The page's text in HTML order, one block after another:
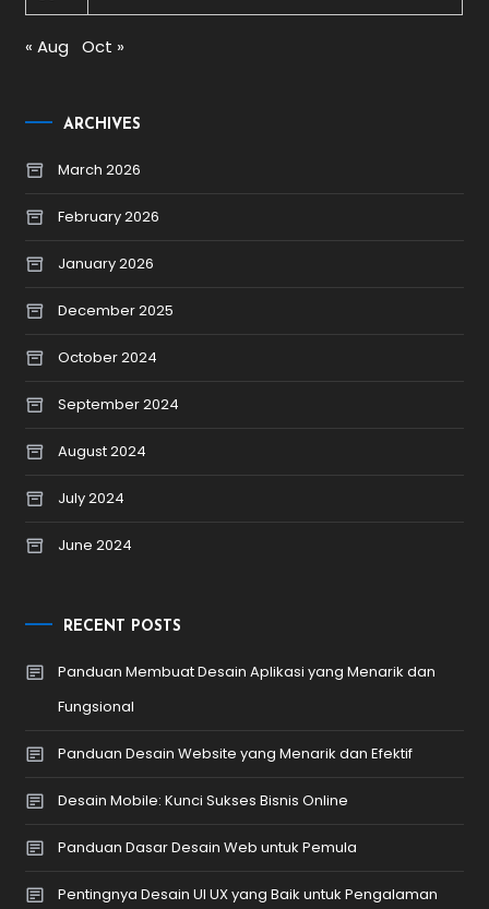
« Aug Oct »
ARCHIVES
March 2026
February 2026
January 2026
December 2025
October 2024
September 2024
August 2024
July 2024
June 2024
RECENT POSTS
Panduan Membuat Desain Aplikasi yang Menarik dan
Fungsional
Panduan Desain Website yang Menarik dan Efektif
Desain Mobile: Kunci Sukses Bisnis Online
Panduan Dasar Desain Web untuk Pemula
Pentingnya Desain UI UX yang Baik untuk Pengalaman